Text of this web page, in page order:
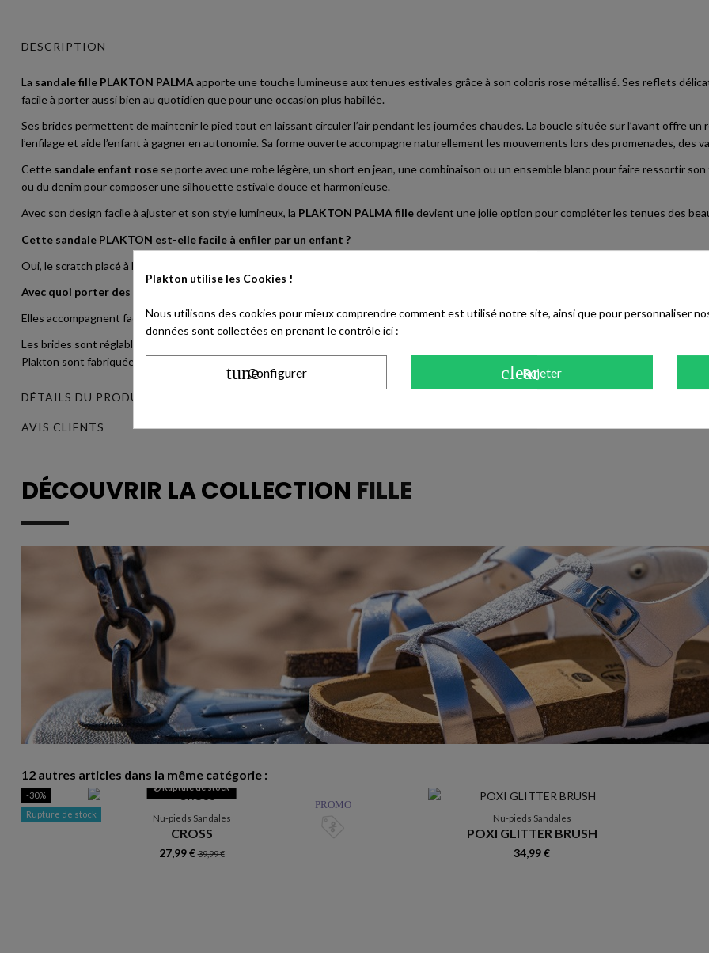
DESCRIPTION
La sandale fille PLAKTON PALMAapporte une touche lumineuse aux tenues estivales grâce à son coloris rose métallisé. Ses reflets
facile à porter aussi bien au quotidien que pour une occasion plus habillée.
Ses brides permettent de maintenir le pied tout en laissant circuler l’air pendant les journées chaudes. La boucle située sur l’avant offre
l’enfilage et aide l’enfant à gagner en autonomie. Sa forme ouverte accompagne naturellement les mouvements lors des promenades, des
Cette sandale enfant rose se porte avec une robe légère, un short en jean, une combinaison ou un ensemble blanc pour faire ressortir
ou du denim pour composer une silhouette estivale douce et harmonieuse.
Avec son design facile à ajuster et son style lumineux, la PLAKTON PALMA filledevient une jolie option pour compléter les tenues des
Cette sandale PLAKTON est-elle facile à enfiler par un enfant ?
Oui, le scratch placé à l’arrière permet d’ouvrir et de fermer rapidement la sandale, tout en maintenant correctement le talon.
Avec quoi porter des sandales roses métallisées pour fille ?
Elles accompagnent facilement une robe, un short, une combinaison ou une tenue en denim, dans des tons blancs, beiges ou pastel.
Les brides sont réglables à l'aide d'une boucle sans nickel (Nickel Free), ce pour limiter les risques d'allergies, comme tous les accessoires
Plakton sont fabriquées en Espagne. La marque s'engage dans la réduction des émissions de CO₂ grâce à des matériaux naturels
DÉTAILS DU PRODUIT
AVIS CLIENTS
DÉCOUVRIR LA COLLECTION FILLE
12 autres articles dans la même catégorie :
PROMO
-30%
Rupture de stock
Rupture de stock
Nu-pieds Sandales
CROSS
27,99 €39,99 €
Nu-pieds Sandales
POXI GLITTER BRUSH
34,99 €
Plakton utilise les Cookies !
Nous utilisons des cookies pour mieux comprendre comment est utilisé notre site, ainsi que pour personnaliser
données sont collectées en prenant le contrôle ici :
tuneConfigurer clearRejeter